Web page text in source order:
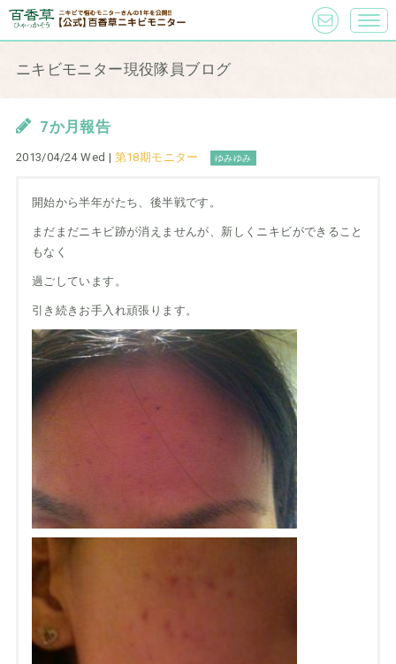
ニキビモニター現役隊員ブログ
7か月報告
2013/04/24 Wed | 第18期モニター ゆみゆみ
開始から半年がたち、後半戦です。
まだまだニキビ跡が消えませんが、新しくニキビができること
もなく
過ごしています。
引き続きお手入れ頑張ります。